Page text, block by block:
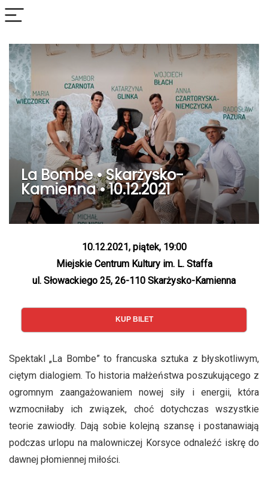
La Bombe • Skarżysko-
Kamienna • 10.12.2021
10.12.2021, piątek, 19:00
Miejskie Centrum Kultury im. L. Staffa
ul. Słowackiego 25, 26-110 Skarżysko-Kamienna
KUP BILET
Spektakl „La Bombe” to francuska sztuka z błyskotliwym,
ciętym dialogiem. To historia małżeństwa poszukującego z
ogromnym zaangażowaniem nowej siły i energii, która
wzmocniłaby ich związek, choć dotychczas wszystkie
teorie zawiodły. Dają sobie kolejną szansę i postanawiają
podczas urlopu na malowniczej Korsyce odnaleźć iskrę do
dawnej płomiennej miłości.